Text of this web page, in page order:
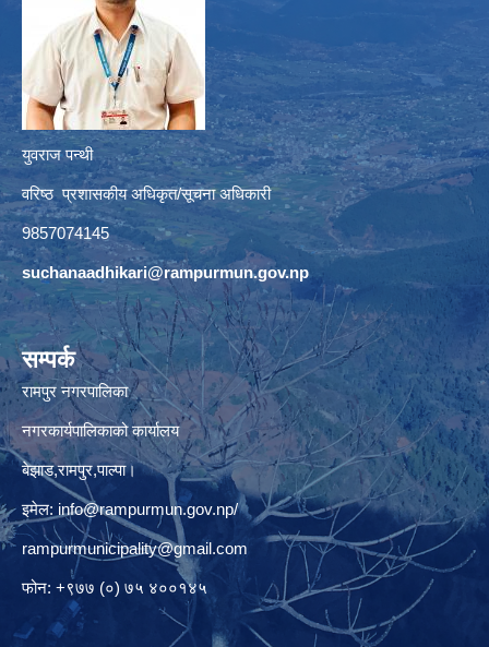
युवराज पन्थी
वरिष्ठ प्रशासकीय अधिकृत/सूचना अधिकारी
9857074145
suchanaadhikari@rampurmun.gov.np
सम्पर्क
रामपुर नगरपालिका
नगरकार्यपालिकाको कार्यालय
बेझाड,रामपुर,पाल्पा।
इमेल: info@rampurmun.gov.np/
rampurmunicipality@gmail.com
फोन: +९७७ (०) ७५ ४००१४५